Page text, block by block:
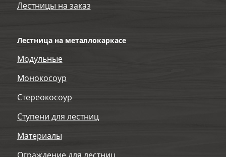
Лестницы на заказ
Лестница на металлокаркасе
Модульные
Монокосоур
Стереокосоур
Ступени для лестниц
Материалы